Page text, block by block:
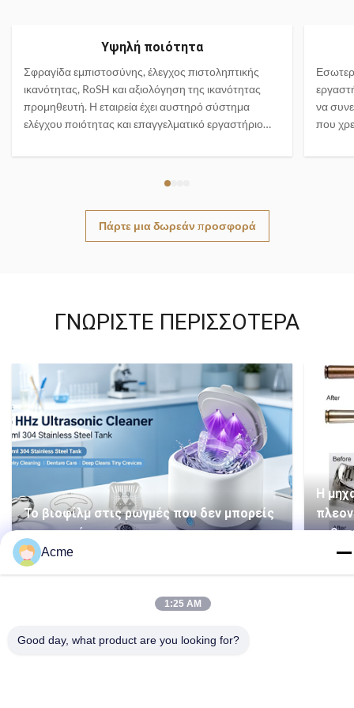
Υψηλή ποιότητα
Σφραγίδα εμπιστοσύνης, έλεγχος πιστοληπτικής
ικανότητας, RoSH και αξιολόγηση της ικανότητας
προμηθευτή. Η εταιρεία έχει αυστηρό σύστημα
ελέγχου ποιότητας και επαγγελματικό εργαστήριο
να
που
Πάρτε μια δωρεάν προσφορά
ΓΝΩΡΊΣΤΕ ΠΕΡΙΣΣΌΤΕΡΑ
Το βιοφίλμ στις ρωγμές που δεν μπορείς
να σκουπίσεις;
Η
Acme
1:25 AM
Good day, what product are you looking for?